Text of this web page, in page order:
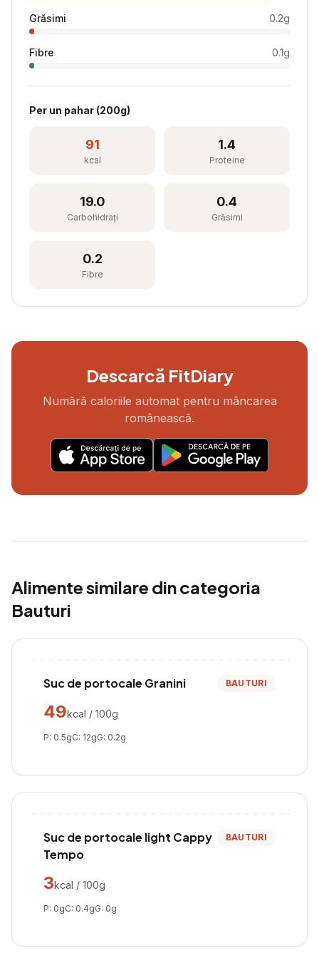
Grăsimi 0.2g
Fibre 0.1g
Per un pahar (200g)
91
kcal
1.4
Proteine
19.0
Carbohidrați
0.4
Grăsimi
0.2
Fibre
Descarcă FitDiary
Numără caloriile automat pentru mâncarea
românească.
Alimente similare din categoria
Bauturi
Suc de portocale Granini BAUTURI
49kcal / 100g
P: 0.5gC: 12gG: 0.2g
Suc de portocale light Cappy
Tempo
BAUTURI
3kcal / 100g
P: 0gC: 0.4gG: 0g